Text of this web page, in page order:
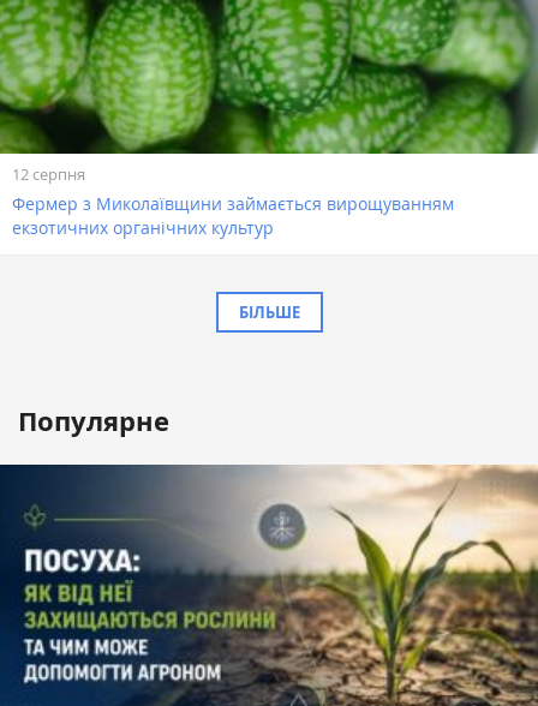
12 серпня
Фермер з Миколаївщини займається вирощуванням
екзотичних органічних культур
БІЛЬШЕ
Популярне